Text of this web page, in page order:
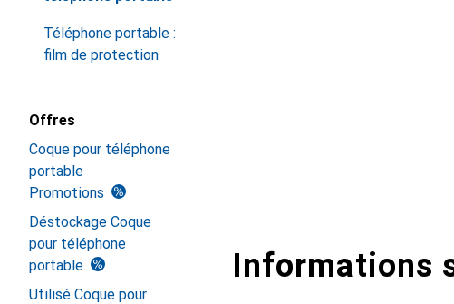
Téléphone portable :
film de protection
Offres
Coque pour téléphone
portable
Promotions
Déstockage Coque
pour téléphone
portable
Utilisé Coque pour
Informations